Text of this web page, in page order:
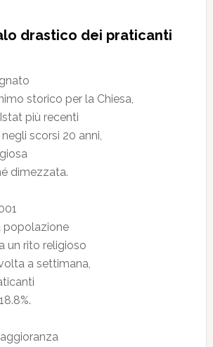
drastico dei praticanti
storico per la Chiesa,
più recenti
scorsi 20 anni,
dimezzata.
popolazione
un rito religioso
a settimana,